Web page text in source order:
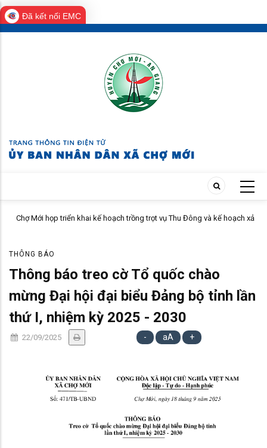
Đã kết nối EMC
Skip
Chợ Mới họp triển khai kế hoạch trồng trọt vụ Thu Đông và kế hoạch xả
THÔNG BÁO
Thông báo treo cờ Tổ quốc chào
mừng Đại hội đại biểu Đảng bộ tỉnh lần
thứ I, nhiệm kỳ 2025 - 2030
22/09/2025 - aA +